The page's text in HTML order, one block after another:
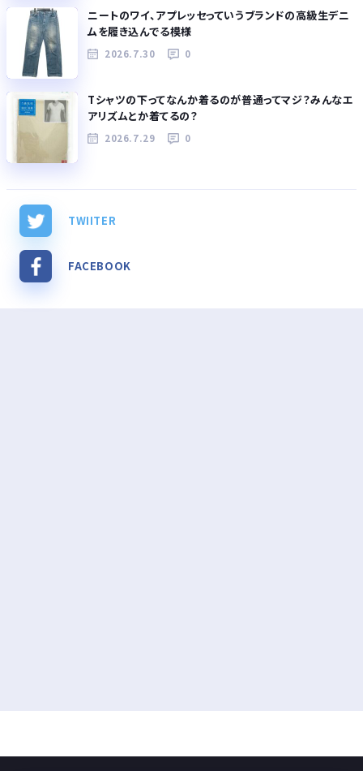
ニートのワイ、アプレッセっていうブランドの高級生デニ
ムを履き込んでる模様
2026.7.30 0
Tシャツの下ってなんか着るのが普通ってマジ？みんなエ
アリズムとか着てるの？
2026.7.29 0
TWIITER
FACEBOOK